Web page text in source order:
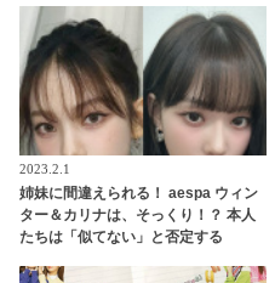
内とは？
2023.2.1
姉妹に間違えられる！ aespa ウィン
ター＆カリナは、そっくり！？ 本人
たちは「似てない」と否定する